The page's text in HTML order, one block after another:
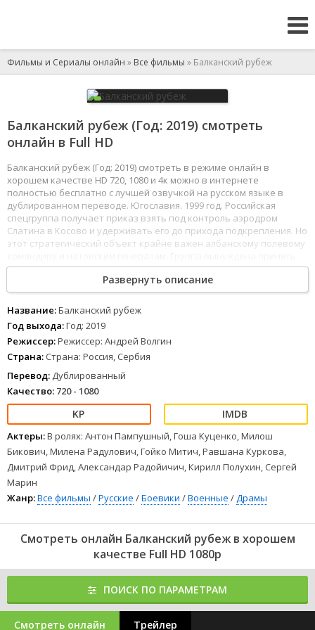
Фильмы и Сериалы онлайн » Все фильмы » Балканский рубеж
Балканский рубеж (Год: 2019) смотреть
онлайн в Full HD
Балканский рубеж (Год: 2019) смотреть в режиме онлайн в
хорошем качестве HD 720, 1080 и 4к можно в интернете
полностью бесплатно с лучшей озвучкой на русском языке в
дублированном переводе. Югославия. 1999 год. Российская
спецгруппа получает приказ взять под контроль аэродром
Слатина в Косово и удерживать его до прихода подкрепления. Но
этот стратегический объект крайне важен албанскому полевому
неравный бой с террористами. К аэродрому устремляются
российские миротворцы и силы НАТО. Мир вновь близок к
большой войне.
1 234 5 6 78
Развернуть описание
Название:Балканский рубеж
Год выхода:Год: 2019
Режиссер:Режиссер: Андрей Волгин
Страна: Страна: Россия, Сербия
Перевод: Дублированный
Качество: 720 - 1080
Актеры:В ролях: Антон Пампушный, Гоша Куценко, Милош
Бикович, Милена Радулович, Гойко Митич, Равшана Куркова,
Дмитрий Фрид, Александар Радойичич, Кирилл Полухин, Сергей
Марин
Жанр:Все фильмы /Русские /Боевики /Военные /Драмы
Смотреть онлайн Балканский рубеж в хорошем
качестве Full HD 1080p
ПОИСК ПО ПАРАМЕТРАМ
Смотреть онлайн Трейлер